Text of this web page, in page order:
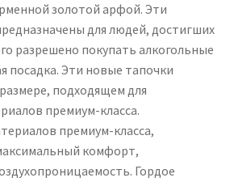
золотой арфой. Эти
для людей, достигших
разрешено покупать алкогольные
посадка. Эти новые тапочки
подходящем для
премиум-класса.
премиум-класса,
комфорт,
Гордое